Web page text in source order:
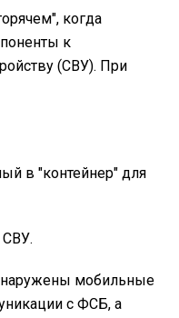
когда
к
(СВУ). При
в "контейнер" для
мобильные
с ФСБ, а